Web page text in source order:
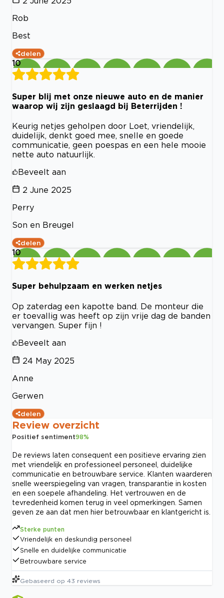
Rob
Best
delen
10
Super blij met onze nieuwe auto en de manier
waarop wij zijn geslaagd bij Beterrijden !
Keurig netjes geholpen door Loet, vriendelijk,
duidelijk, denkt goed mee, snelle en goede
communicatie, geen poespas en een hele mooie
nette auto natuurlijk.
Beveelt aan
2 June 2025
Perry
Son en Breugel
delen
10
Super behulpzaam en werken netjes
Op zaterdag een kapotte band. De monteur die
er toevallig was heeft op zijn vrije dag de banden
vervangen. Super fijn !
Beveelt aan
24 May 2025
Anne
Gerwen
delen
Review overzicht
Positief sentiment98%
De reviews laten consequent een positieve ervaring zien
met vriendelijk en professioneel personeel, duidelijke
communicatie en betrouwbare service. Klanten waarderen
snelle weerspiegeling van vragen, transparantie in kosten
en een soepele afhandeling. Het vertrouwen en de
tevredenheid komen terug in veel opmerkingen. Samen
geven ze aan dat men hier betrouwbaar en klantgericht is.
Sterke punten
Vriendelijk en deskundig personeel
Snelle en duidelijke communicatie
Betrouwbare service
Gebaseerd op 43 reviews